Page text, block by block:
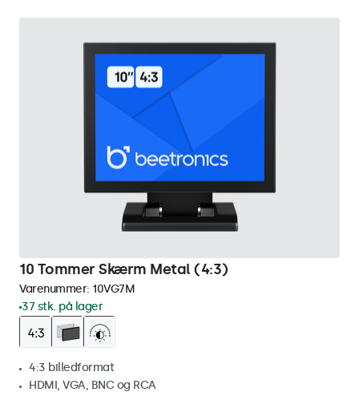
10 Tommer Skærm Metal (4:3)
Varenummer: 10VG7M
37 stk. på lager
4:3 billedformat
HDMI, VGA, BNC og RCA